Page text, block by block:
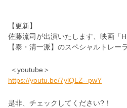
【更新】
佐藤流司が出演いたします、映画「
【泰・清一派】のスペシャルトレー
＜youtube＞
https://youtu.be/7ylQLZ--pwY
是非、チェックしてください?！